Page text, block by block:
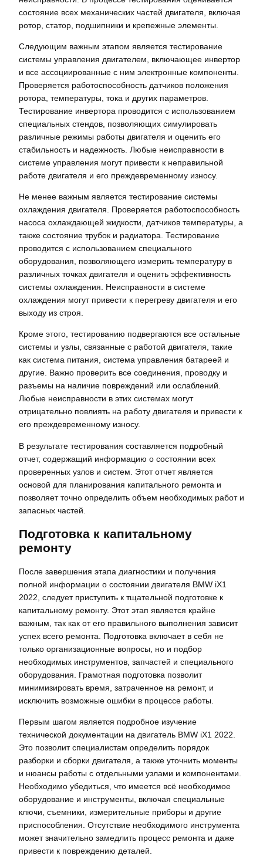
состояние всех механических частей двигателя, включая
ротор, статор, подшипники и крепежные элементы.
Следующим важным этапом является тестирование
системы управления двигателем, включающее инвертор
и все ассоциированные с ним электронные компоненты.
Проверяется работоспособность датчиков положения
ротора, температуры, тока и других параметров.
Тестирование инвертора проводится с использованием
специальных стендов, позволяющих симулировать
различные режимы работы двигателя и оценить его
стабильность и надежность. Любые неисправности в
системе управления могут привести к неправильной
работе двигателя и его преждевременному износу.
Не менее важным является тестирование системы
охлаждения двигателя. Проверяется работоспособность
насоса охлаждающей жидкости, датчиков температуры, а
также состояние трубок и радиатора. Тестирование
проводится с использованием специального
оборудования, позволяющего измерить температуру в
различных точках двигателя и оценить эффективность
системы охлаждения. Неисправности в системе
охлаждения могут привести к перегреву двигателя и его
выходу из строя.
Кроме этого, тестированию подвергаются все остальные
системы и узлы, связанные с работой двигателя, такие
как система питания, система управления батареей и
другие. Важно проверить все соединения, проводку и
разъемы на наличие повреждений или ослаблений.
Любые неисправности в этих системах могут
отрицательно повлиять на работу двигателя и привести к
его преждевременному износу.
В результате тестирования составляется подробный
отчет, содержащий информацию о состоянии всех
проверенных узлов и систем. Этот отчет является
основой для планирования капитального ремонта и
позволяет точно определить объем необходимых работ и
запасных частей.
Подготовка к капитальному
ремонту
После завершения этапа диагностики и получения
полной информации о состоянии двигателя BMW iX1
2022, следует приступить к тщательной подготовке к
капитальному ремонту. Этот этап является крайне
важным, так как от его правильного выполнения зависит
успех всего ремонта. Подготовка включает в себя не
только организационные вопросы, но и подбор
необходимых инструментов, запчастей и специального
оборудования. Грамотная подготовка позволит
минимизировать время, затраченное на ремонт, и
исключить возможные ошибки в процессе работы.
Первым шагом является подробное изучение
технической документации на двигатель BMW iX1 2022.
Это позволит специалистам определить порядок
разборки и сборки двигателя, а также уточнить моменты
и нюансы работы с отдельными узлами и компонентами.
Необходимо убедиться, что имеется всё необходимое
оборудование и инструменты, включая специальные
ключи, съемники, измерительные приборы и другие
приспособления. Отсутствие необходимого инструмента
может значительно замедлить процесс ремонта и даже
привести к повреждению деталей.